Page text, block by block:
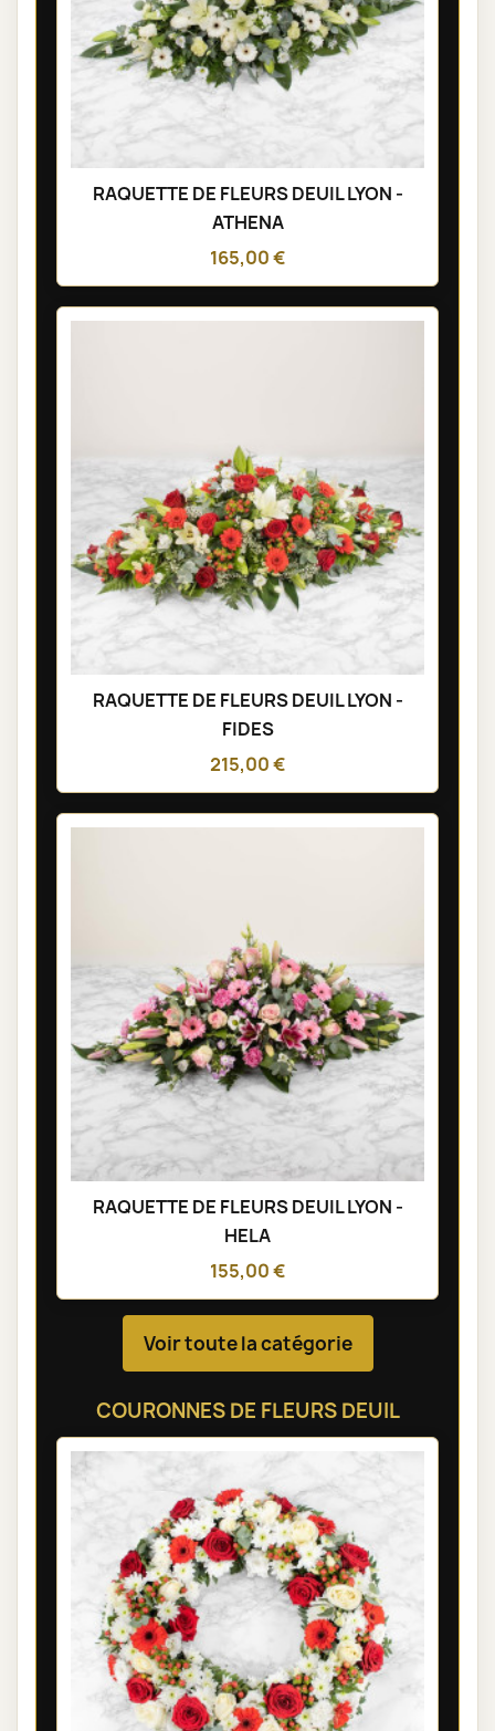
RAQUETTE DE FLEURS DEUIL LYON -
ATHENA
165,00 €
RAQUETTE DE FLEURS DEUIL LYON -
FIDES
215,00 €
RAQUETTE DE FLEURS DEUIL LYON -
HELA
155,00 €
Voir toute la catégorie
COURONNES DE FLEURS DEUIL